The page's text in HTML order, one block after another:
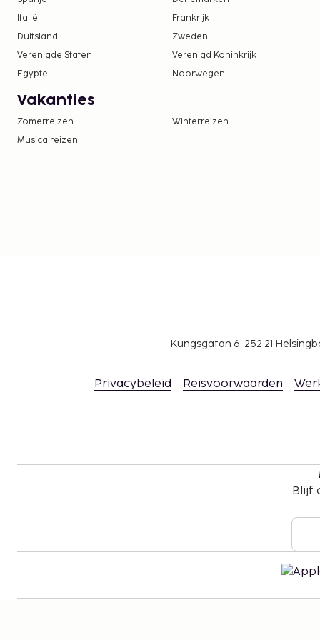
doorgegeven.
Toeslag voor futonbed: MYR 30 per nacht
excl. btw en kunnen wijzigen.
Het zwembad is toegankelijk van 07.00 uur tot
Italië
Frankrijk
Duitsland
Zweden
Verenigde Staten
Verenigd Koninkrijk
Egypte
Noorwegen
Vakanties
Zomerreizen Winterreizen
Musicalreizen
Kungsgatan 6, 252 21
Privacybeleid Reisvoorwaarden
Blijf